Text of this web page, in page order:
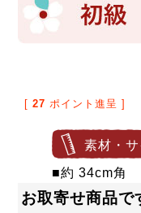
[ 27 ポイント進呈 ]
素材・
■約 34cm角
お取寄せ商品で